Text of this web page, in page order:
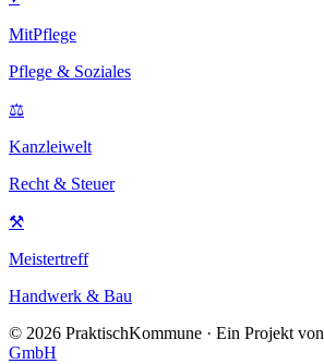
MitPflege
Pflege & Soziales
⚖
Kanzleiwelt
Recht & Steuer
⚒
Meistertreff
Handwerk & Bau
© 2026 PraktischKommune · Ein Projekt von
GmbH